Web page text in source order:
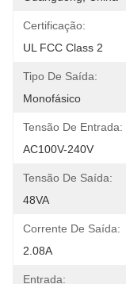
Certificação:
UL FCC Class 2
Tipo De Saída:
Monofásico
Tensão De Entrada:
AC100V-240V
Tensão De Saída:
48VA
Corrente De Saída:
2.08A
Entrada: